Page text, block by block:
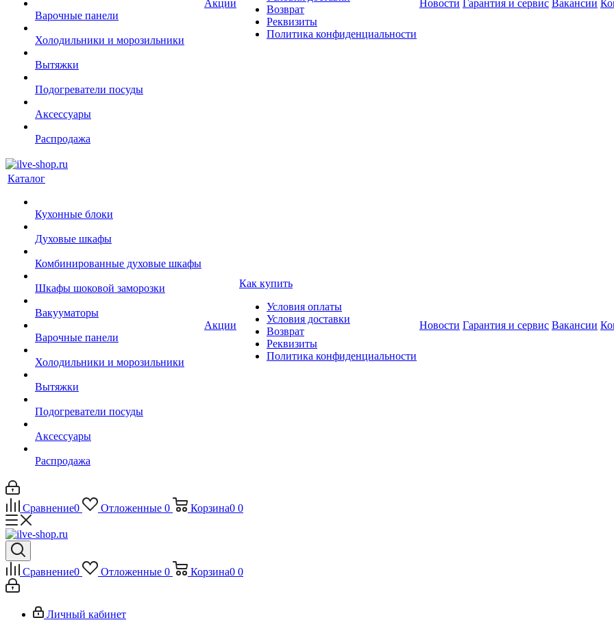
Варочные панели
Холодильники и морозильники
Вытяжки
Подогреватели посуды
Аксессуары
Распродажа
Акции
Возврат
Реквизиты
Политика конфиденциальности
Новости Гарантия и сервис Вакансии
Каталог
Кухонные блоки
Духовые шкафы
Комбинированные духовые шкафы
Шкафы шоковой заморозки
Вакууматоры
Варочные панели
Холодильники и морозильники
Вытяжки
Подогреватели посуды
Аксессуары
Распродажа
Акции
Как купить
Условия оплаты
Условия доставки
Возврат
Реквизиты
Политика конфиденциальности
Новости Гарантия и сервис Вакансии
Сравнение0 Отложенные 0 Корзина0 0
Сравнение0 Отложенные 0 Корзина0 0
Личный кабинет